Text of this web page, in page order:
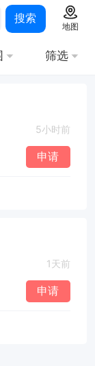
搜索
地图
筛选
5小时前
申请
1天前
申请